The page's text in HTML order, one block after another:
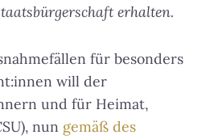
erhalten.
für besonders
will der
und für Heimat,
nun gemäß des